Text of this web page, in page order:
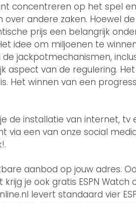
concentreren op het spel
andere zaken. Hoewel de
prijs een belangrijk
idee om miljoenen te
jackpotmechanismen,
aspect van de regulering.
Het winnen van een
de installatie van internet,
een van onze social
aanbod op jouw adres.
je ook gratis ESPN
levert standaard vier